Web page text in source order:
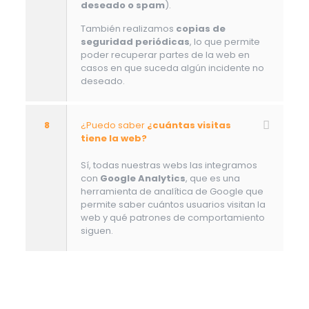
deseado o spam).
También realizamos copias de
seguridad periódicas, lo que permite
poder recuperar partes de la web en
casos en que suceda algún incidente no
deseado.
8 ¿Puedo saber ¿cuántas visitas
tiene la web?
Sí, todas nuestras webs las integramos
con Google Analytics, que es una
herramienta de analítica de Google que
permite saber cuántos usuarios visitan la
web y qué patrones de comportamiento
siguen.